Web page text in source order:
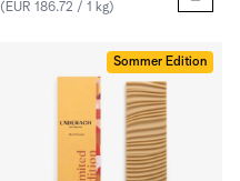
(EUR 186.72 / 1 kg)
Sommer Edition